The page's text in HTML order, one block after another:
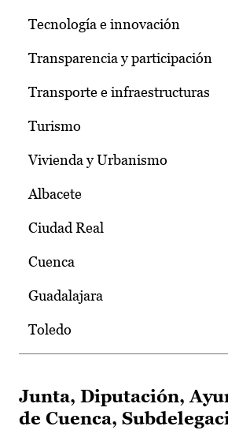
Tecnología e innovación
Transparencia y participación
Transporte e infraestructuras
Turismo
Vivienda y Urbanismo
Albacete
Ciudad Real
Cuenca
Guadalajara
Toledo
Junta, Diputación,
de Cuenca,